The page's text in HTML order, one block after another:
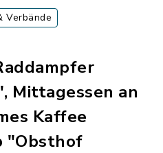
Verbände
Mittagessen an
Kaffee
"Obsthof